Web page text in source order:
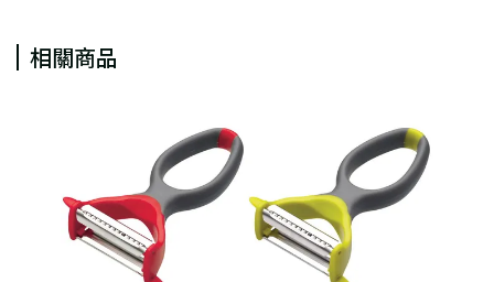
相關商品